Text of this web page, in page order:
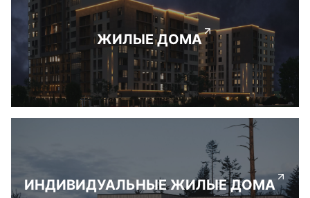
ЖИЛЫЕ ДОМА
ИНДИВИДУАЛЬНЫЕ ЖИЛЫЕ ДОМА